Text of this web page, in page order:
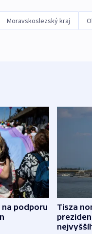
Moravskoslezský kraj
na podporu
Tisza